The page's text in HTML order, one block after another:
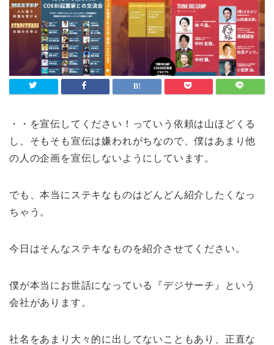
・・を宣伝してください！っていう依頼は山ほどくる
し、そもそも宣伝は嫌われがちなので、僕はあまり他
の人の企画を宣伝しないようにしています。
でも、本当にステキなものはどんどん紹介したくなっ
ちゃう。
今日はそんなステキなものを紹介させてください。
僕が本当にお世話になっている『デジサーチ』という
会社があります。
社名をあまり大々的に出してないこともあり、正直な